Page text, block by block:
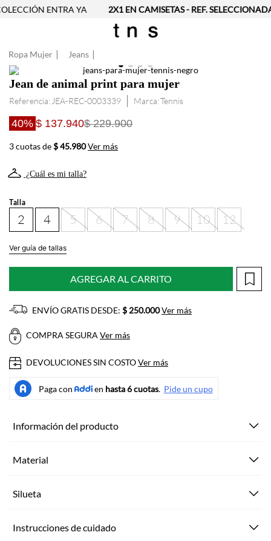
ENTRA YA 2X1 EN CAMISETAS - REF.
Ropa Mujer Jeans
Jean de animal print para mujer
Referencia: JEA-REC-0003339 Tennis
40% $ 137.940$ 229.900
3 cuotas de$ 45.980Ver más
¿Cuál es mi talla?
Talla
2 4 5 6 7 8 9 10 12
Ver guía de tallas
AGREGAR AL CARRITO
ENVÍO GRATIS DESDE: $ 250.000Ver más
COMPRA SEGURA Ver más
DEVOLUCIONES SIN COSTOVer más
Información del producto
Material
Silueta
Instrucciones de cuidado